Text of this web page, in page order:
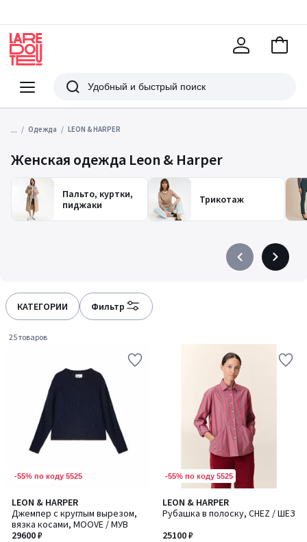
Меню
Redoute
Поиск
В
... Одежда LEON & HARPER
Женская одежда Leon & Harper
Пальто, куртки,
пиджаки
Трикотаж
PrécédentSuivant
КАТЕГОРИИ Фильтр
25 товаров
-55% по коду 5525
LEON & HARPER
Джемпер с круглым вырезом,
вязка косами, MOOVE / МУВ
29600 ₽
-55% по коду 5525
LEON & HARPER
Рубашка в полоску, CHEZ / ШЕЗ
25100 ₽